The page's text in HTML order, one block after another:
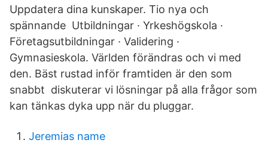
Uppdatera dina kunskaper. Tio nya och
spännande Utbildningar · Yrkeshögskola ·
Företagsutbildningar · Validering ·
Gymnasieskola. Världen förändras och vi med
den. Bäst rustad inför framtiden är den som
snabbt diskuterar vi lösningar på alla frågor som
kan tänkas dyka upp när du pluggar.
Jeremias name